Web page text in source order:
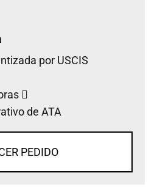
por USCIS
de ATA
PEDIDO